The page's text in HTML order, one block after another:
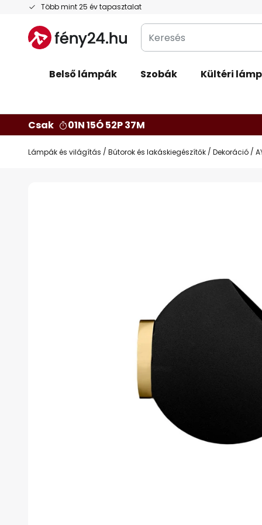
Több mint 25 év tapasztalat
Ugrás
tartalomhoz
Keresés
Belső lámpák Szobák Kültéri
Csak
01N 15Ó 52P 37M
Lámpák és világítás Bútorok és lakáskiegészítők Dekoráció